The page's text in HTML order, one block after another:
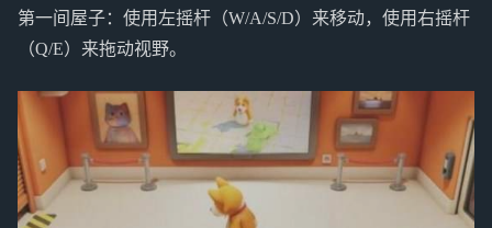
第一间屋子：使用左摇杆（W/A/S/D）来移动，使用右摇杆
（Q/E）来拖动视野。